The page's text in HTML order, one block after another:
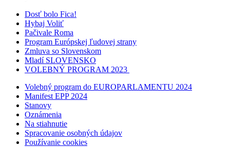
Dosť bolo Fica!
Hybaj Voliť
Pačivale Roma
Program Európskej ľudovej strany
Zmluva so Slovenskom
Mladí SLOVENSKO
VOLEBNÝ PROGRAM 2023
Volebný program do EUROPARLAMENTU 2024
Manifest EPP 2024
Stanovy
Oznámenia
Na stiahnutie
Spracovanie osobných údajov
Používanie cookies